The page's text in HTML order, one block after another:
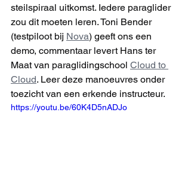
steilspiraal uitkomst. Iedere paraglider
zou dit moeten leren. Toni Bender
(testpiloot bij Nova) geeft ons een
demo, commentaar levert Hans ter
Maat van paraglidingschool Cloud to
Cloud. Leer deze manoeuvres onder
toezicht van een erkende instructeur.
https://youtu.be/60K4D5nADJo